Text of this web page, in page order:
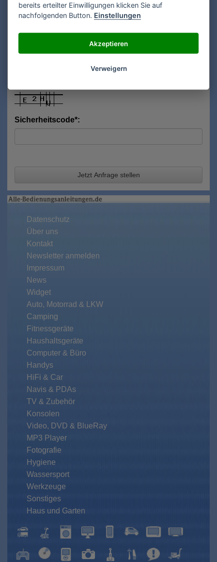
Nachname*:
Sicherheitscode*:
Jetzt Anfrage stellen
Datenschutz
Über uns
Kontakt
Newsletter anmelden
Impressum
News
Widget
Auto, Motorrad & LKW
Camping
Fitnessgeräte
Haushaltsgeräte
Computer & Büro
Handys
HiFi & Car
Navis & PDAs
TV & Zubehör
Konsolen
Video, DVD & BlueRay
MP3 Player
Fotografie
Hygiene
Wassersport
Werkzeuge
Sonstiges
Haus und Garten
bereits erteilter Einwilligungen klicken Sie auf
nachfolgenden Button. Einstellungen
Akzeptieren
Verweigern